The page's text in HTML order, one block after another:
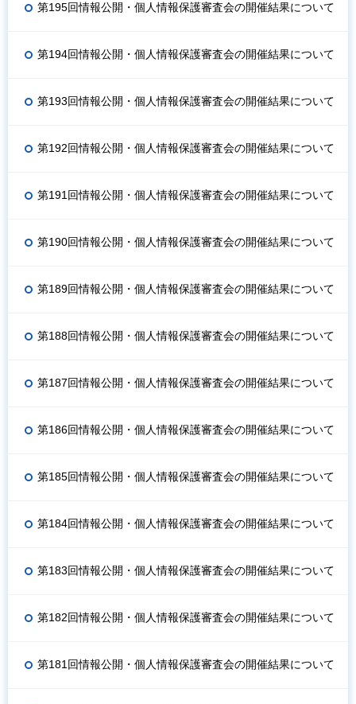
第195回情報公開・個人情報保護審査会の開催結果について
第194回情報公開・個人情報保護審査会の開催結果について
第193回情報公開・個人情報保護審査会の開催結果について
第192回情報公開・個人情報保護審査会の開催結果について
第191回情報公開・個人情報保護審査会の開催結果について
第190回情報公開・個人情報保護審査会の開催結果について
第189回情報公開・個人情報保護審査会の開催結果について
第188回情報公開・個人情報保護審査会の開催結果について
第187回情報公開・個人情報保護審査会の開催結果について
第186回情報公開・個人情報保護審査会の開催結果について
第185回情報公開・個人情報保護審査会の開催結果について
第184回情報公開・個人情報保護審査会の開催結果について
第183回情報公開・個人情報保護審査会の開催結果について
第182回情報公開・個人情報保護審査会の開催結果について
第181回情報公開・個人情報保護審査会の開催結果について